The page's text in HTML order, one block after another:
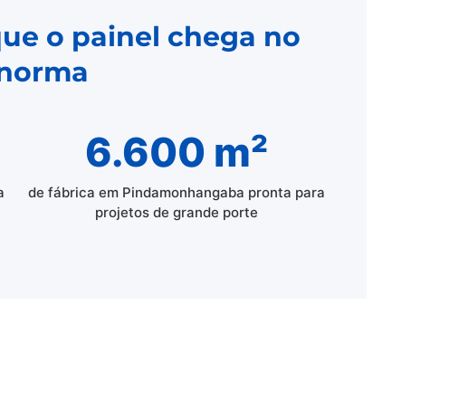
o painel chega no
6.600 m²
de fábrica em Pindamonhangaba pronta para
projetos de grande porte